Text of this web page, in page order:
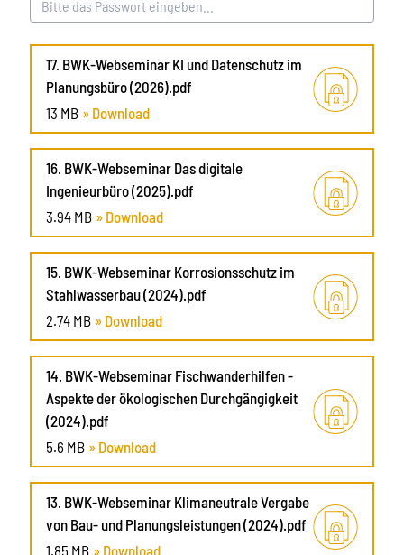
17. BWK-Webseminar KI und Datenschutz im
Planungsbüro (2026).pdf
13 MB » Download
16. BWK-Webseminar Das digitale
Ingenieurbüro (2025).pdf
3.94 MB » Download
15. BWK-Webseminar Korrosionsschutz im
Stahlwasserbau (2024).pdf
2.74 MB » Download
14. BWK-Webseminar Fischwanderhilfen -
Aspekte der ökologischen Durchgängigkeit
(2024).pdf
5.6 MB » Download
13. BWK-Webseminar Klimaneutrale Vergabe
von Bau- und Planungsleistungen (2024).pdf
1.85 MB » Download